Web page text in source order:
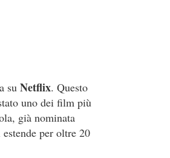
su Netflix. Questo
uno dei film più
già nominata
per oltre 20